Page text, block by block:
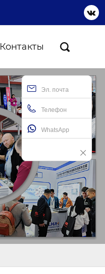

Контакты 
Эл. почта
Телефон
WhatsApp